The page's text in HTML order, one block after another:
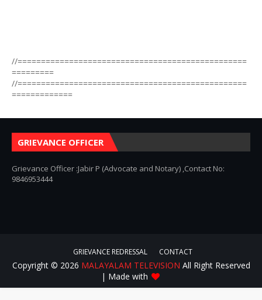
//=================================================
=========
//=================================================
=============
GRIEVANCE OFFICER
Grievance Officer :Jabir P (Advocate and Notary) ,Contact No:
9846953444
GRIEVANCE REDRESSAL CONTACT
Copyright © 2026 MALAYALAM TELEVISION All Right Reserved
| Made with